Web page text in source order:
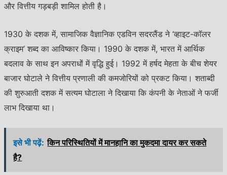
और वित्तीय गड़बड़ी शामिल होती है।
1930 के दशक में, सामाजिक वैज्ञानिक एडविन सदरलैंड ने ‘व्हाइट-कॉलर
क्राइम’ शब्द का आविष्कार किया। 1990 के दशक में, भारत में आर्थिक
बदलाव के साथ इन अपराधों में वृद्धि हुई। 1992 में हर्षद मेहता के बीच शेयर
बाजार घोटाले ने वित्तीय प्रणाली की कमजोरियों को प्रकट किया। शताब्दी
की शुरुआती दशक में सत्यम घोटाला ने दिखाया कि कंपनी के नेताओं ने फर्जी
लाभ दिखाया था।
इसे भी पढ़ें: किन परिस्थितियों में मानहानि का मुकदमा दायर कर सकते
है?